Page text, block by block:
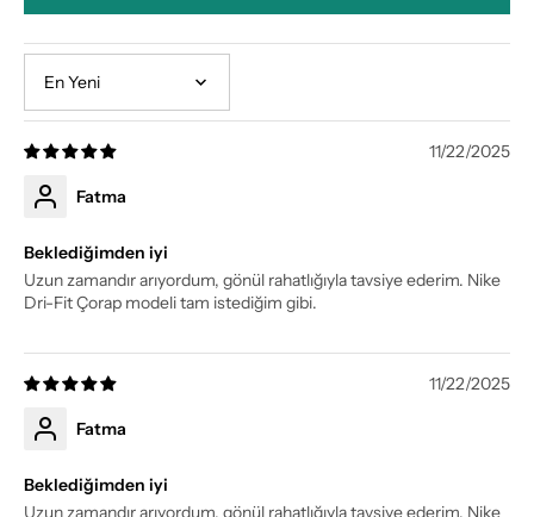
Sort by
11/22/2025
Fatma
Beklediğimden iyi
Uzun zamandır arıyordum, gönül rahatlığıyla tavsiye ederim. Nike
Dri-Fit Çorap modeli tam istediğim gibi.
11/22/2025
Fatma
Beklediğimden iyi
Uzun zamandır arıyordum, gönül rahatlığıyla tavsiye ederim. Nike